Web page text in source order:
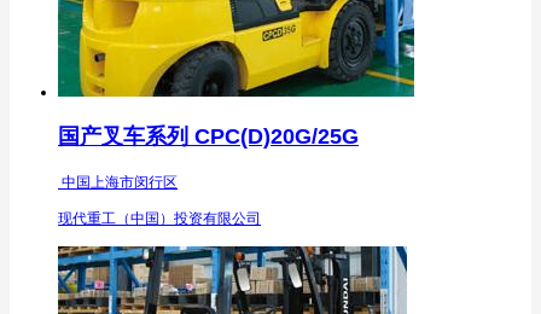
国产叉车系列 CPC(D)20G/25G
中国上海市闵行区
现代重工（中国）投资有限公司